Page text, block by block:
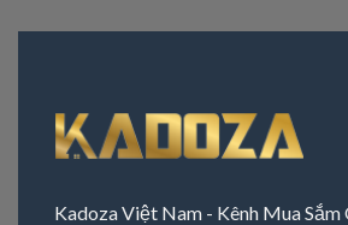
Kadoza Việt Nam - Kênh Mua Sắm